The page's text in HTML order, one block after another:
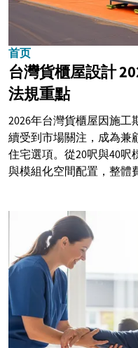
首页
台灣貨櫃屋設計
法規重點
2026年台灣貨櫃屋因施
續受到市場關注，成為兼
住宅選項。從20呎與40
與模組化空間配置，整體